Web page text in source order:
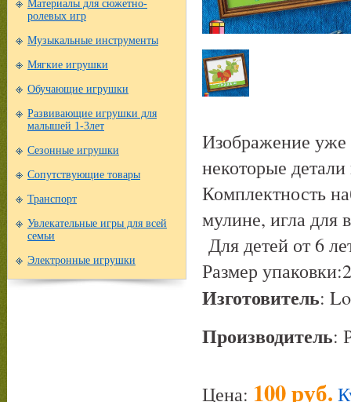
Материалы для сюжетно-
ролевых игр
Музыкальные инструменты
Мягкие игрушки
Обучающие игрушки
Развивающие игрушки для
малышей 1-3лет
Сезонные игрушки
Сопутствующие товары
Транспорт
Увлекательные игры для всей
семьи
Электронные игрушки
Изображение
некоторые
Комплектность
мулине, игла для
Для детей от 6
Размер
Изготовитель:
Производитель:
Цена: 100 руб.